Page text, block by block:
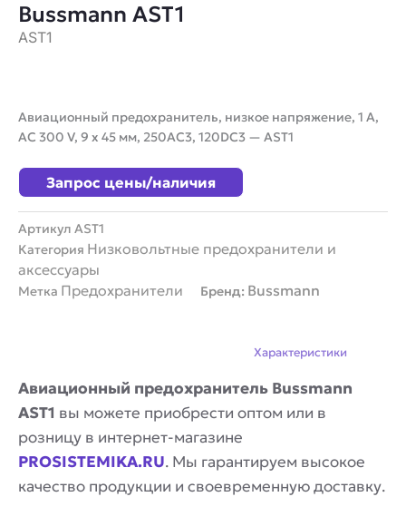
Bussmann AST1
AST1
Авиационный предохранитель, низкое напряжение, 1 A,
AC 300 V, 9 x 45 мм, 250AC3, 120DC3 — AST1
Запрос цены/наличия
Артикул AST1
Категория Низковольтные предохранители и
аксессуары
Метка Предохранители Бренд: Bussmann
Характеристики
Авиационный предохранитель Bussmann
AST1 вы можете приобрести оптом или в
розницу в интернет-магазине
PROSISTEMIKA.RU. Мы гарантируем высокое
качество продукции и своевременную доставку.